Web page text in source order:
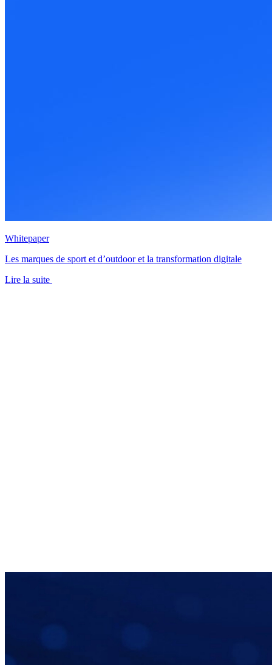
Whitepaper
Les marques de sport et d’outdoor et la transformation digitale
Lire la suite